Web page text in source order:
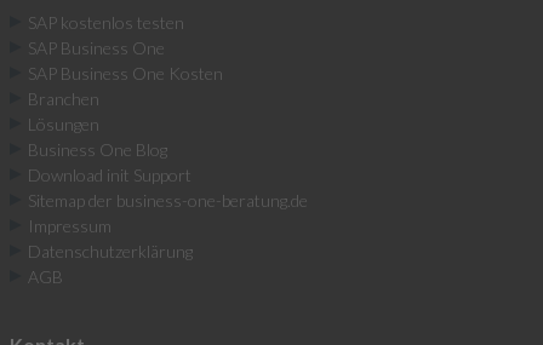
SAP kostenlos testen
SAP Business One
SAP Business One Kosten
Branchen
Lösungen
Business One Blog
Download init Support
Sitemap der business-one-beratung.de
Impressum
Datenschutzerklärung
AGB